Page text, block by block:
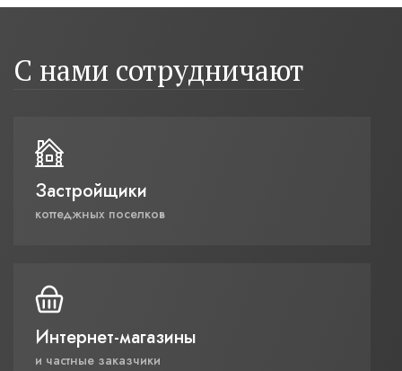
С нами сотрудничают
Застройщики
коттеджных поселков
Интернет-магазины
и частные заказчики